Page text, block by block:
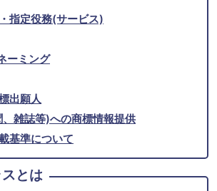
指定役務(サービス)
ーミング
出願人
雑誌等)への商標情報提供
基準について
とは